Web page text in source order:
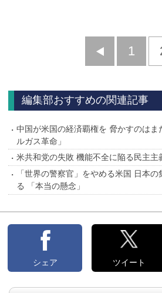
前
1
編集部おすすめの関連記事
中国が米国の経済覇権を 脅かすのはま
ルガス革命」
米共和党の失敗 機能不全に陥る民主主
「世界の警察官」をやめる米国 日本
る 「本当の懸念」
シェア ツイート